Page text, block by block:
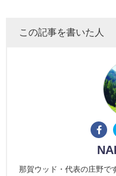
この記事を書いた人
那賀ウッド・代表の庄野で